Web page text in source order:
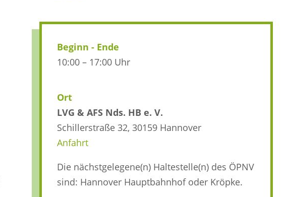
Beginn - Ende
10:00 – 17:00 Uhr
Ort
LVG & AFS Nds. HB e. V.
Schillerstraße 32, 30159 Hannover
Anfahrt
Die nächstgelegene(n) Haltestelle(n) des ÖPNV
sind: Hannover Hauptbahnhof oder Kröpke.